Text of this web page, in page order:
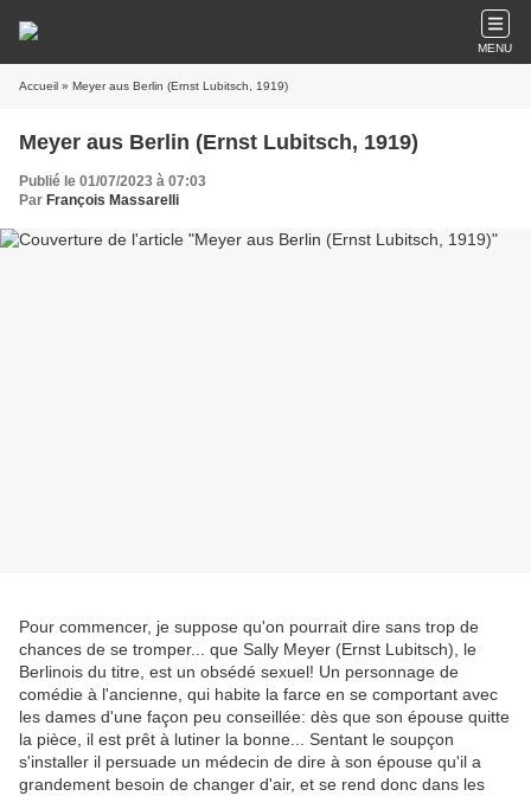
MENU
Accueil » Meyer aus Berlin (Ernst Lubitsch, 1919)
Meyer aus Berlin (Ernst Lubitsch, 1919)
Publié le 01/07/2023 à 07:03
Par François Massarelli
Pour commencer, je suppose qu'on pourrait dire sans trop de
chances de se tromper... que Sally Meyer (Ernst Lubitsch), le
Berlinois du titre, est un obsédé sexuel! Un personnage de
comédie à l'ancienne, qui habite la farce en se comportant avec
les dames d'une façon peu conseillée: dès que son épouse quitte
la pièce, il est prêt à lutiner la bonne... Sentant le soupçon
s'installer il persuade un médecin de dire à son épouse qu'il a
grandement besoin de changer d'air, et se rend donc dans les